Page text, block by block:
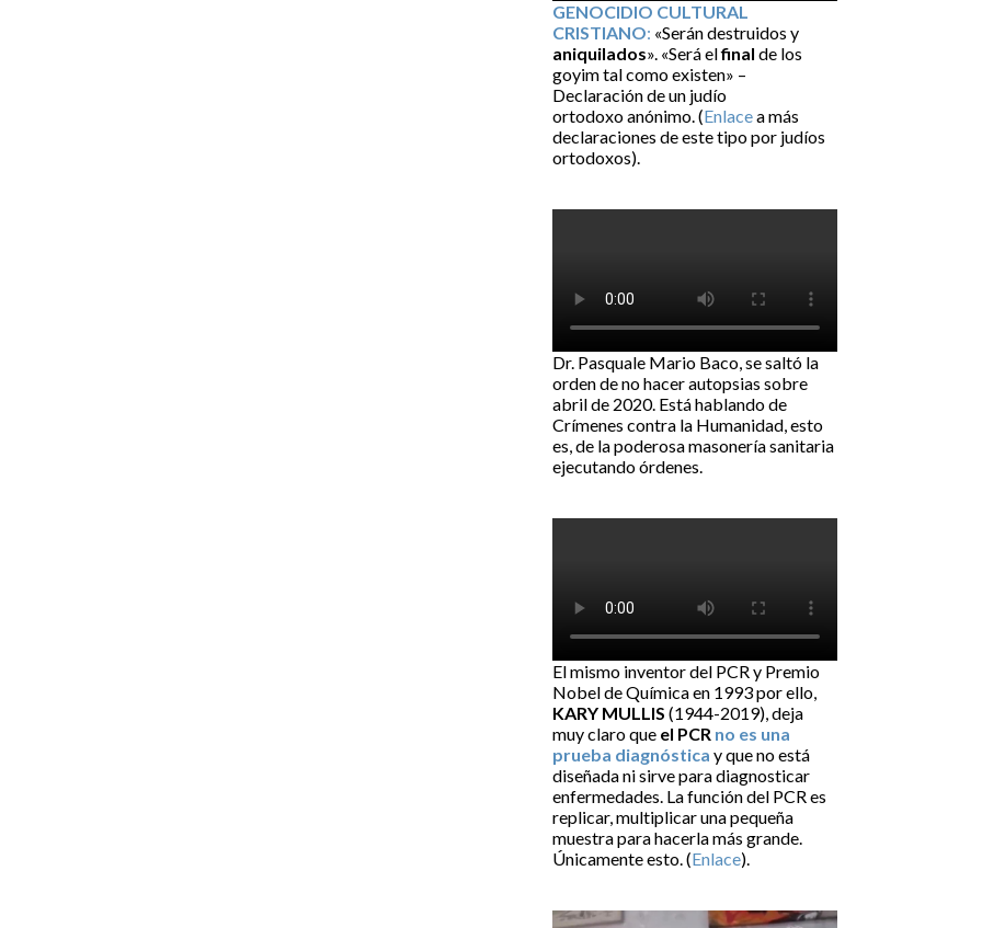
GENOCIDIO CULTURAL
CRISTIANO: «Serán destruidos y
aniquilados». «Será elfinal de los
goyim tal como existen» –
Declaración de un judío
ortodoxo anónimo. (Enlacea más
declaraciones de este tipo por judíos
ortodoxos).
Dr. Pasquale Mario Baco, se saltó la
orden de no hacer autopsias sobre
abril de 2020. Está hablando de
Crímenes contra la Humanidad, esto
es, de la poderosa masonería sanitaria
ejecutando órdenes.
El mismo inventor del PCR y Premio
Nobel de Química en 1993 por ello,
KARY MULLIS (1944-2019), deja
muy claro que el PCR no es una
prueba diagnóstica y que no está
diseñada ni sirve para diagnosticar
enfermedades. La función del PCR es
replicar, multiplicar una pequeña
muestra para hacerla más grande.
Únicamente esto. (Enlace).